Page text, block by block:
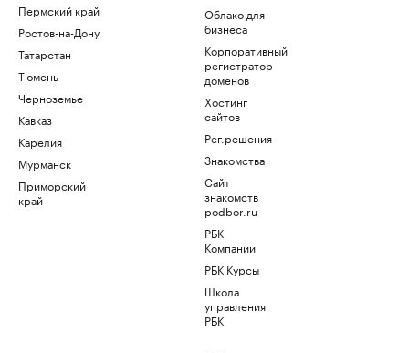
Пермский край
Ростов-на-Дону
Татарстан
Тюмень
Черноземье
Кавказ
Карелия
Мурманск
Приморский
край
Облако для
бизнеса
Корпоративный
регистратор
доменов
Хостинг
сайтов
Рег.решения
Знакомства
Сайт
знакомств
podbor.ru
РБК
Компании
РБК Курсы
Школа
управления
РБК